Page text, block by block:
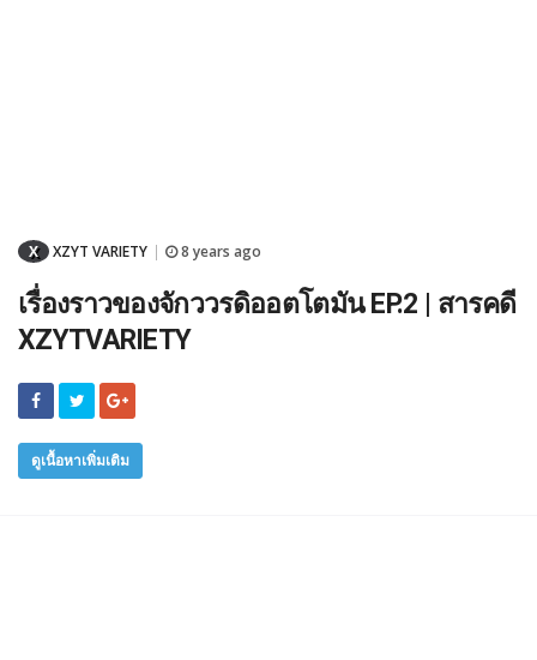
X XZYT VARIETY 8 years ago
เรื่องราวของจักววรดิออตโตมัน EP.2 | สารคดี
XZYTVARIETY
ดูเนื้อหาเพิ่มเติม